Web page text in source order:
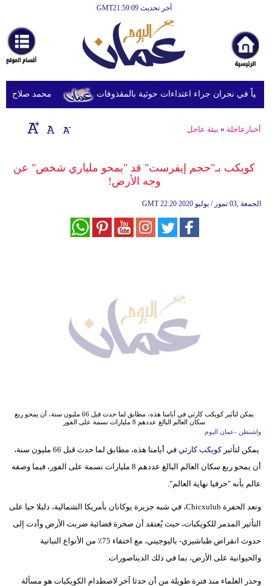
آخر تحديث GMT21:59:09
أخبارعاجلة
رياضة
ثقافة
إقتصاد
وموسيقى
مرأة
وتكنولوجيا
مدوَّنات
محمد صلاح يصل
أخبارعاجلة » بيئة عاجل
كويكب بـ"حجم إيفرست" قد "يمحو ملياري شخص" عن
وجه الأرض!
GMT 22:20 2020 الجمعة ,03 تموز / يوليو
يمكن لتأثير كويكب كارثي في أيامنا هذه، مطابق لما حدث قبل 66 مليون سنة، أن يمحو ربع
سكان العالم البالغ عددهم 8 مليارات نسمة على الفور
واشنطن -عمان اليوم
يمكن لتأثير كويكب كارثي
في أيامنا هذه، مطابق لما حدث قبل 66 مليون سنة،
أن يمحو ربع سكان العالم البالغ عددهم 8 مليارات نسمة على الفور، فيما وصفه
عالم بأنه "حرفيا نهاية العالم".
وتعد الحفرة Chicxulub، في شبه جزيرة يوكاتان بأمريكا الشمالية، دليلا حيا على
التأثير المدمر للكويكبات، حيث يُعتقد أن صخرة فضائية ضربت الأرض وأدت إلى
حدوث انقراض طباشيري- باليوجيني، مع اختفاء 75٪ من الأنواع النباتية
والحيوانية على الأرض، بما في ذلك الديناصورات.
وحذر العلماء منذ فترة طويلة من أن حدثا آخر لاصطدام الكويكبات هو مسألة